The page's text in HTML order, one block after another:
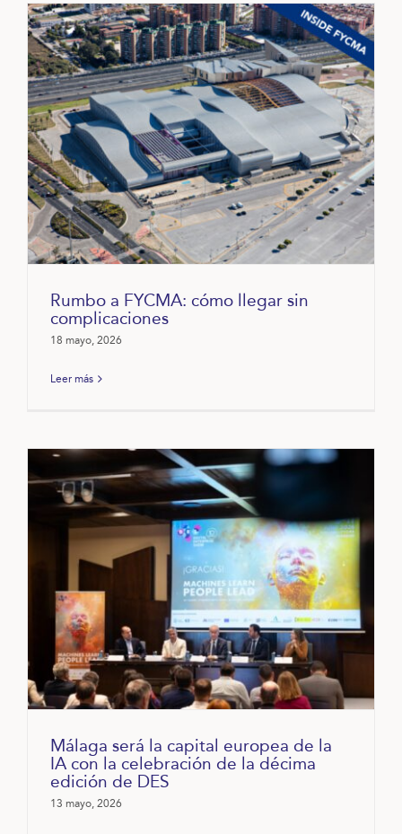
Rumbo a FYCMA: cómo llegar sin
complicaciones
18 mayo, 2026
Leer más
Málaga será la capital europea de la
IA con la celebración de la décima
edición de DES
13 mayo, 2026